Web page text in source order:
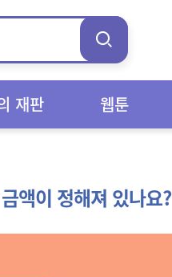
재판 웹툰
액이 정해져 있나요?